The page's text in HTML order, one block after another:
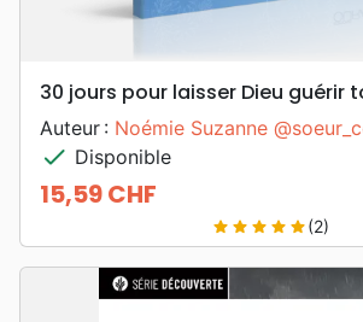
30 jours pour laisser Dieu guérir
Auteur : Noémie Suzanne
check Disponible
Prix
15,59 CHF
star star star star star(2)